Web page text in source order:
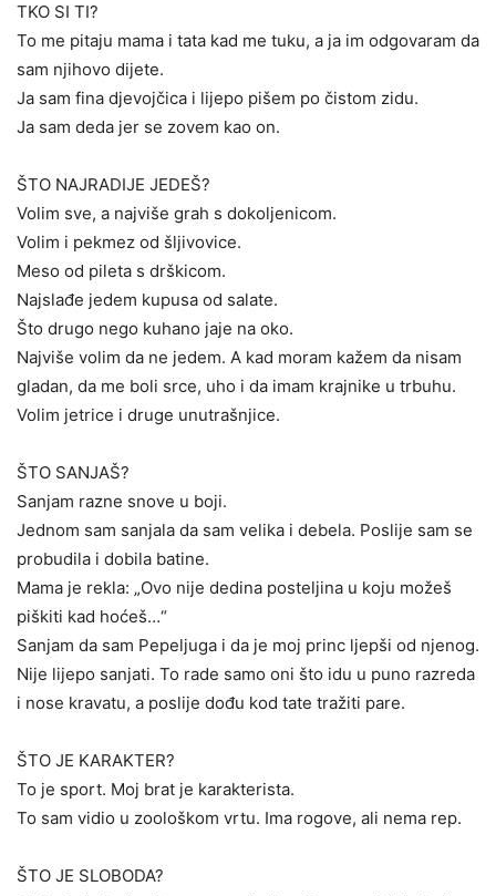
TKO SI TI?
To me pitaju mama i tata kad me tuku, a ja im odgovaram da
sam njihovo dijete.
Ja sam fina djevojčica i lijepo pišem po čistom zidu.
Ja sam deda jer se zovem kao on.
ŠTO NAJRADIJE JEDEŠ?
Volim sve, a najviše grah s dokoljenicom.
Volim i pekmez od šljivovice.
Meso od pileta s drškicom.
Najslađe jedem kupusa od salate.
Što drugo nego kuhano jaje na oko.
Najviše volim da ne jedem. A kad moram kažem da nisam
gladan, da me boli srce, uho i da imam krajnike u trbuhu.
Volim jetrice i druge unutrašnjice.
ŠTO SANJAŠ?
Sanjam razne snove u boji.
Jednom sam sanjala da sam velika i debela. Poslije sam se
probudila i dobila batine.
Mama je rekla: „Ovo nije dedina posteljina u koju možeš
piškiti kad hoćeš…“
Sanjam da sam Pepeljuga i da je moj princ ljepši od njenog.
Nije lijepo sanjati. To rade samo oni što idu u puno razreda
i nose kravatu, a poslije dođu kod tate tražiti pare.
ŠTO JE KARAKTER?
To je sport. Moj brat je karakterista.
To sam vidio u zoološkom vrtu. Ima rogove, ali nema rep.
ŠTO JE SLOBODA?